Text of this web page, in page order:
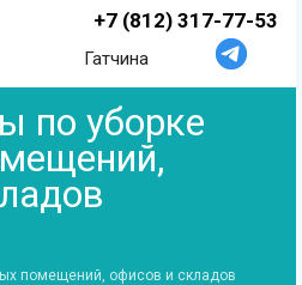
+7 (812) 317-77-53
Гатчина
по уборке
помещений, офисов и складов